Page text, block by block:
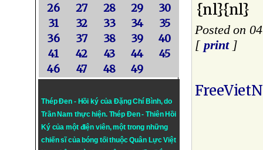
26
27 28 29
30
31
32 33 34
35
36
37 38 39
40
41
42 43 44
45
46
47 48 49
Thép Đen - Hồi ký của Đặng Chí Bình, do
Trần Nam thực hiện. Thép Đen- Thiên Hồi
Ký của một điện viên, một trong những
chiến sĩ của bóng tối thuộc Quân Lực Việt
{nl}{nl}
Posted on
[ print]